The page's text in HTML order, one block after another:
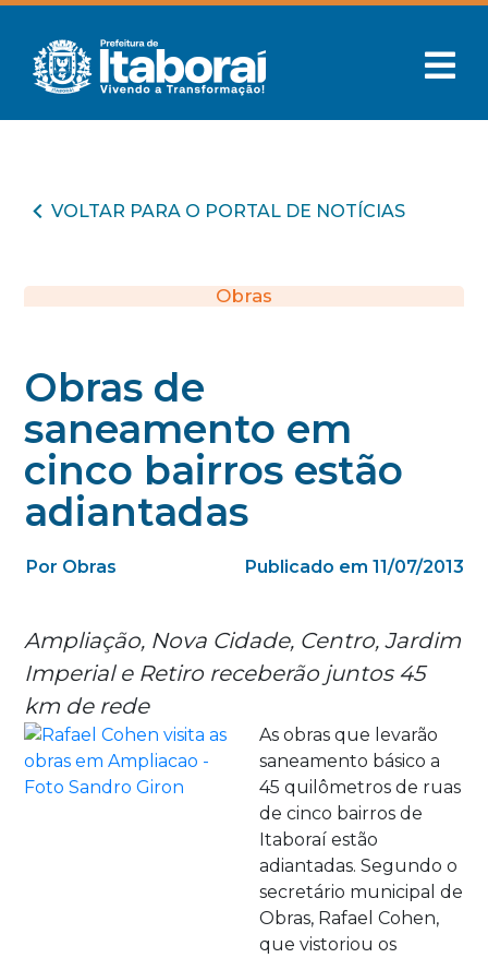
VOLTAR PARA O PORTAL DE NOTÍCIAS
Obras
Obras de
saneamento em
cinco bairros estão
adiantadas
Por Obras Publicado em 11/07/2013
Ampliação, Nova Cidade, Centro, Jardim
Imperial e Retiro receberão juntos 45
km de rede
As obras que levarão
saneamento básico a
45 quilômetros de ruas
de cinco bairros de
Itaboraí estão
adiantadas. Segundo o
secretário municipal de
Obras, Rafael Cohen,
que vistoriou os